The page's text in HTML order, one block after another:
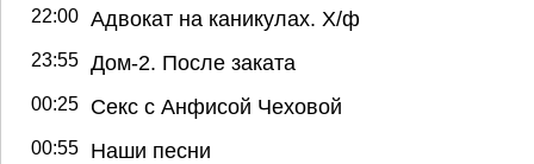
22:00 Адвокат на каникулах. Х/ф
23:55 Дом-2. После заката
00:25 Секс с Анфисой Чеховой
00:55 Наши песни